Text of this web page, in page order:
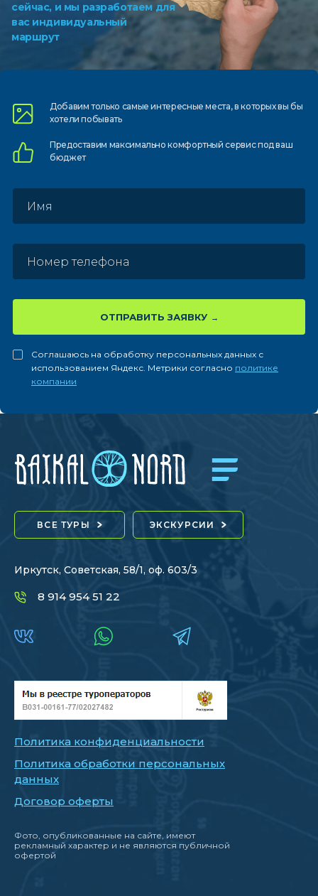
сейчас, и мы разработаем для
вас индивидуальный
маршрут
Добавим только самыеинтересные места, в которыхвы бы
хотели побывать
Предоставим максимально комфортныйсервис под ваш
бюджет
ОТПРАВИТЬ ЗАЯВКУ
Соглашаюсь на обработку персональных данных с
использованием Яндекс. Метрики согласно политике
компании
ВСЕ ТУРЫ ЭКСКУРСИИ
Иркутск, Советская, 58/1, оф. 603/3
8 914 954 51 22
Политика конфиденциальности
Политика обработки персональных
данных
Договор оферты
Фото, опубликованные на сайте, имеют
рекламный характер и не являются публичной
офертой